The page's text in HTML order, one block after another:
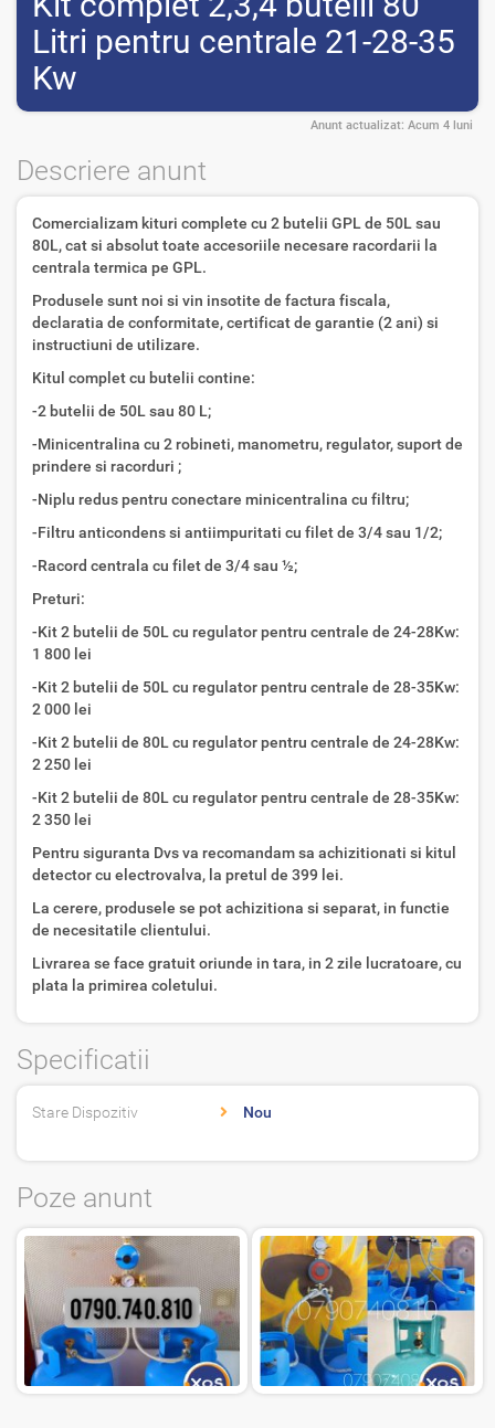
Litri pentru centrale 21-28-35
Kw
Anunt actualizat: Acum 4 luni
Descriere anunt
Comercializam kituri complete cu 2 butelii GPL de 50L sau
80L, cat si absolut toate accesoriile necesare racordarii la
centrala termica pe GPL.
Produsele sunt noi si vin insotite de factura fiscala,
declaratia de conformitate, certificat de garantie (2 ani) si
instructiuni de utilizare.
Kitul complet cu butelii contine:
-2 butelii de 50L sau 80 L;
-Minicentralina cu 2 robineti, manometru, regulator, suport de
prindere si racorduri ;
-Niplu redus pentru conectare minicentralina cu filtru;
-Filtru anticondens si antiimpuritati cu filet de 3/4 sau 1/2;
-Racord centrala cu filet de 3/4 sau ½;
Preturi:
-Kit 2 butelii de 50L cu regulator pentru centrale de 24-28Kw:
1 800 lei
-Kit 2 butelii de 50L cu regulator pentru centrale de 28-35Kw:
2 000 lei
-Kit 2 butelii de 80L cu regulator pentru centrale de 24-28Kw:
2 250 lei
-Kit 2 butelii de 80L cu regulator pentru centrale de 28-35Kw:
2 350 lei
Pentru siguranta Dvs va recomandam sa achizitionati si kitul
detector cu electrovalva, la pretul de 399 lei.
La cerere, produsele se pot achizitiona si separat, in functie
de necesitatile clientului.
Livrarea se face gratuit oriunde in tara, in 2 zile lucratoare, cu
plata la primirea coletului.
Specificatii
Stare Dispozitiv Nou
Poze anunt